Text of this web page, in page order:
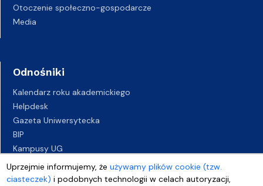
Uprzejmie informujemy, żeużywamy plików cookie (tzw.
ciasteczek) i podobnych technologii w celach autoryzacji,
Otoczenie społeczno-gospodarcze
Media
Odnośniki
Kalendarz roku akademickiego
Helpdesk
Gazeta Uniwersytecka
BIP
Kampusy UG
Biuro Karier UG
Oferty pracy